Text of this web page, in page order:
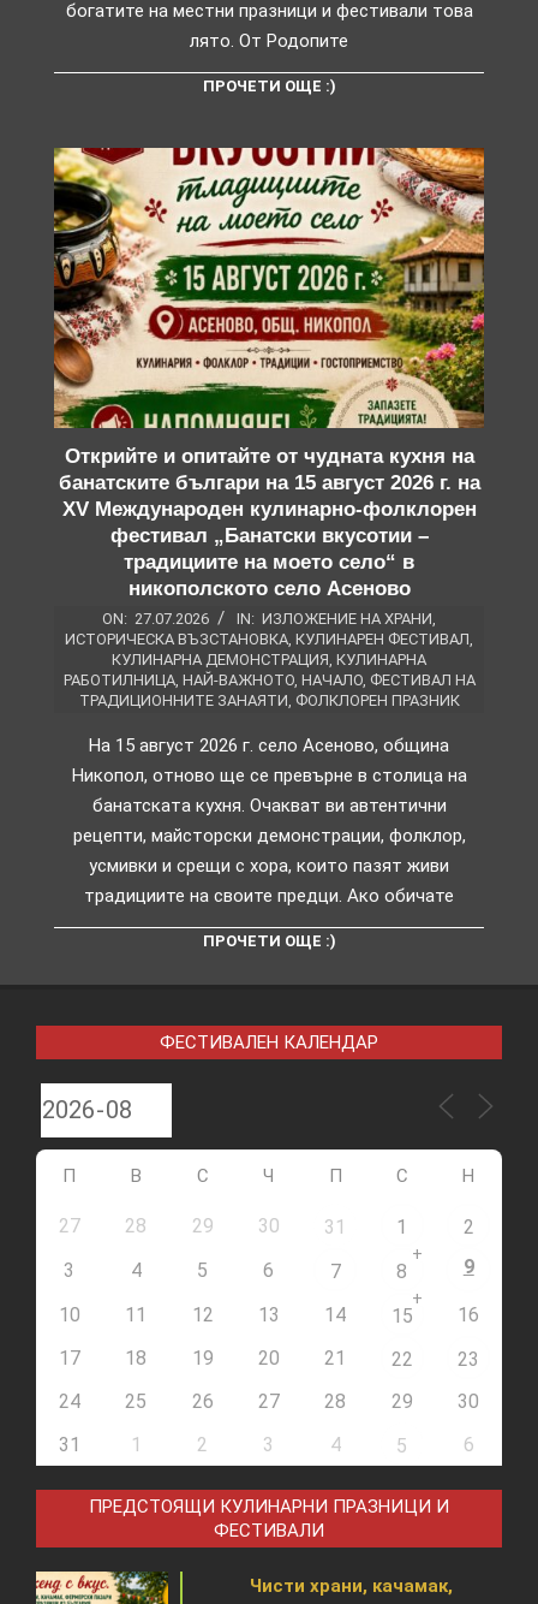
богатите на местни празници и фестивали това
лято. От Родопите
ПРОЧЕТИ ОЩЕ :)
Открийте и опитайте от чудната кухня на
банатските българи на 15 август 2026 г. на
XV Международен кулинарно-фолклорен
фестивал „Банатски вкусотии –
традициите на моето село“ в
никополското село Асеново
ON: 27.07.2026 IN: ИЗЛОЖЕНИЕ НА ХРАНИ,
ИСТОРИЧЕСКА ВЪЗСТАНОВКА, КУЛИНАРЕН ФЕСТИВАЛ,
КУЛИНАРНА ДЕМОНСТРАЦИЯ, КУЛИНАРНА
РАБОТИЛНИЦА, НАЙ-ВАЖНОТО, НАЧАЛО, ФЕСТИВАЛ НА
ТРАДИЦИОННИТЕ ЗАНАЯТИ, ФОЛКЛОРЕН ПРАЗНИК
На 15 август 2026 г. село Асеново, община
Никопол, отново ще се превърне в столица на
банатската кухня. Очакват ви автентични
рецепти, майсторски демонстрации, фолклор,
усмивки и срещи с хора, които пазят живи
традициите на своите предци. Ако обичате
ПРОЧЕТИ ОЩЕ :)
ФЕСТИВАЛЕН КАЛЕНДАР
П В С Ч П С Н
27 28 29 30 31 1
2
3
4 5 6 7 8
+
9
10 11 12 13 14 15
+
16
17
18 19 20 21 22
23
24
25 26 27 28 29
30
31
1 2 3 4 5 6
ПРЕДСТОЯЩИ КУЛИНАРНИ ПРАЗНИЦИ И
ФЕСТИВАЛИ
Чисти храни, качамак,